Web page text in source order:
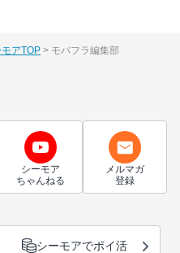
アTOP モバフラ編集部
シーモア
ちゃんねる
メルマガ
登録
シーモアでポイ活